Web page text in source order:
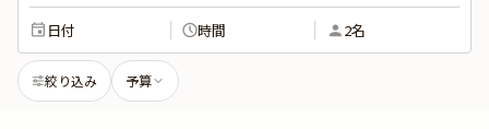
日付 時間 2名
絞り込み 予算